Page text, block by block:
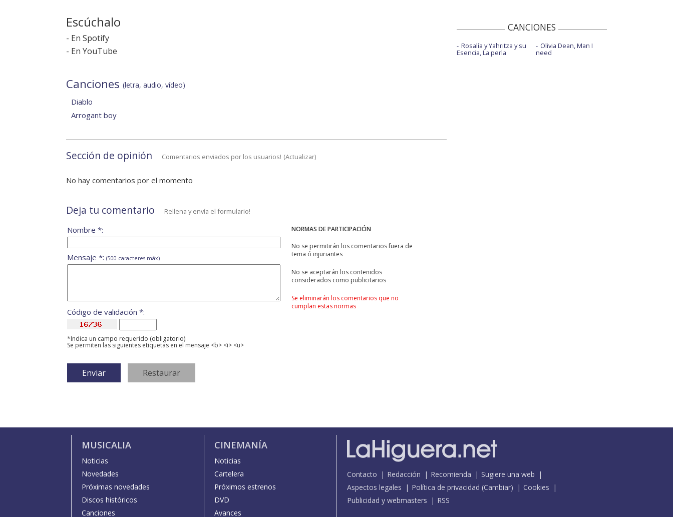
Escúchalo
- En Spotify
- En YouTube
Canciones (letra, audio, vídeo)
Diablo
Arrogant boy
Sección de opinión Comentarios enviados por los usuarios! (Actualizar)
No hay comentarios por el momento
Deja tu comentario Rellena y envía el formulario!
NORMAS DE PARTICIPACIÓN
No se permitirán los comentarios fuera de
tema ó injuriantes
No se aceptarán los contenidos
considerados como publicitarios
Se eliminarán los comentarios que no
cumplan estas normas
Nombre *:
Mensaje *: (500 caracteres máx)
Código de validación *:
*Indica un campo requerido (obligatorio)
Se permiten las siguientes etiquetas en el mensaje <b> <i> <u>
CANCIONES
Rosalía y Yahritza y su
Esencia, La perla
Olivia Dean, Man I
need
MUSICALIA
Noticias
Novedades
Próximas novedades
Discos históricos
Canciones
CINEMANÍA
Noticias
Cartelera
Próximos estrenos
DVD
Avances
Contacto Redacción Recomienda
Sugiere una web
Aspectos legales
Política de privacidad (Cambiar)
Cookies
Publicidad y webmasters
RSS